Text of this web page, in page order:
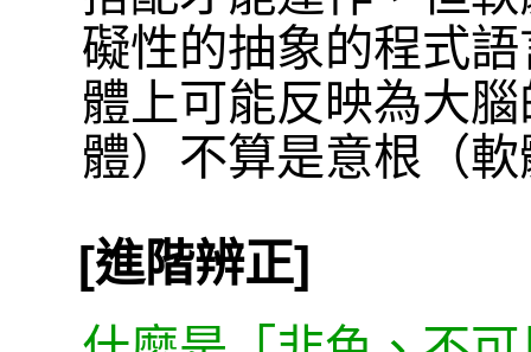
礙性的抽象的程式
體上可能反映為大
體）不算是意根（
[進階辨正]